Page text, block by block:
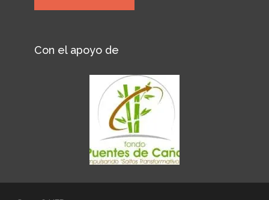
Con el apoyo de